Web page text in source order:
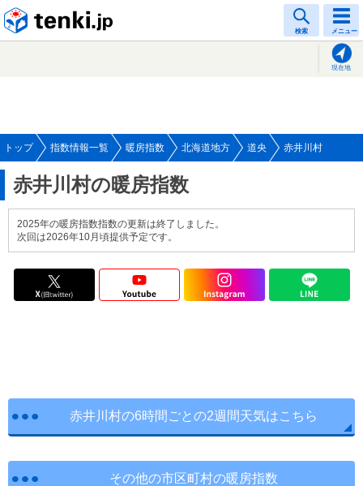
検索 メニュー
現在地
トップ 指数情報一覧 暖房指数 北海道地方 道央 赤井川村
赤井川村の暖房指数
2025年の暖房指数指数の更新は終了しました。
次回は2026年10月頃提供予定です。
赤井川村の6時間ごとの2週間天気はこちら
その他の市区町村の暖房指数